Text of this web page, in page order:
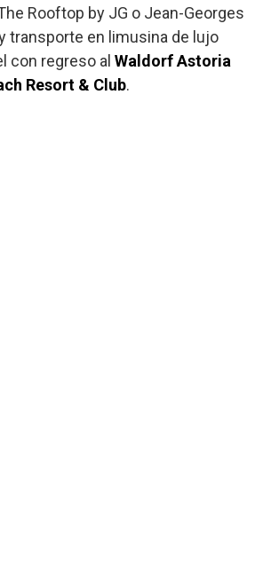
Rooftop by JG o Jean-Georges
transporte en limusina de lujo
con regreso al Waldorf Astoria
Resort & Club.